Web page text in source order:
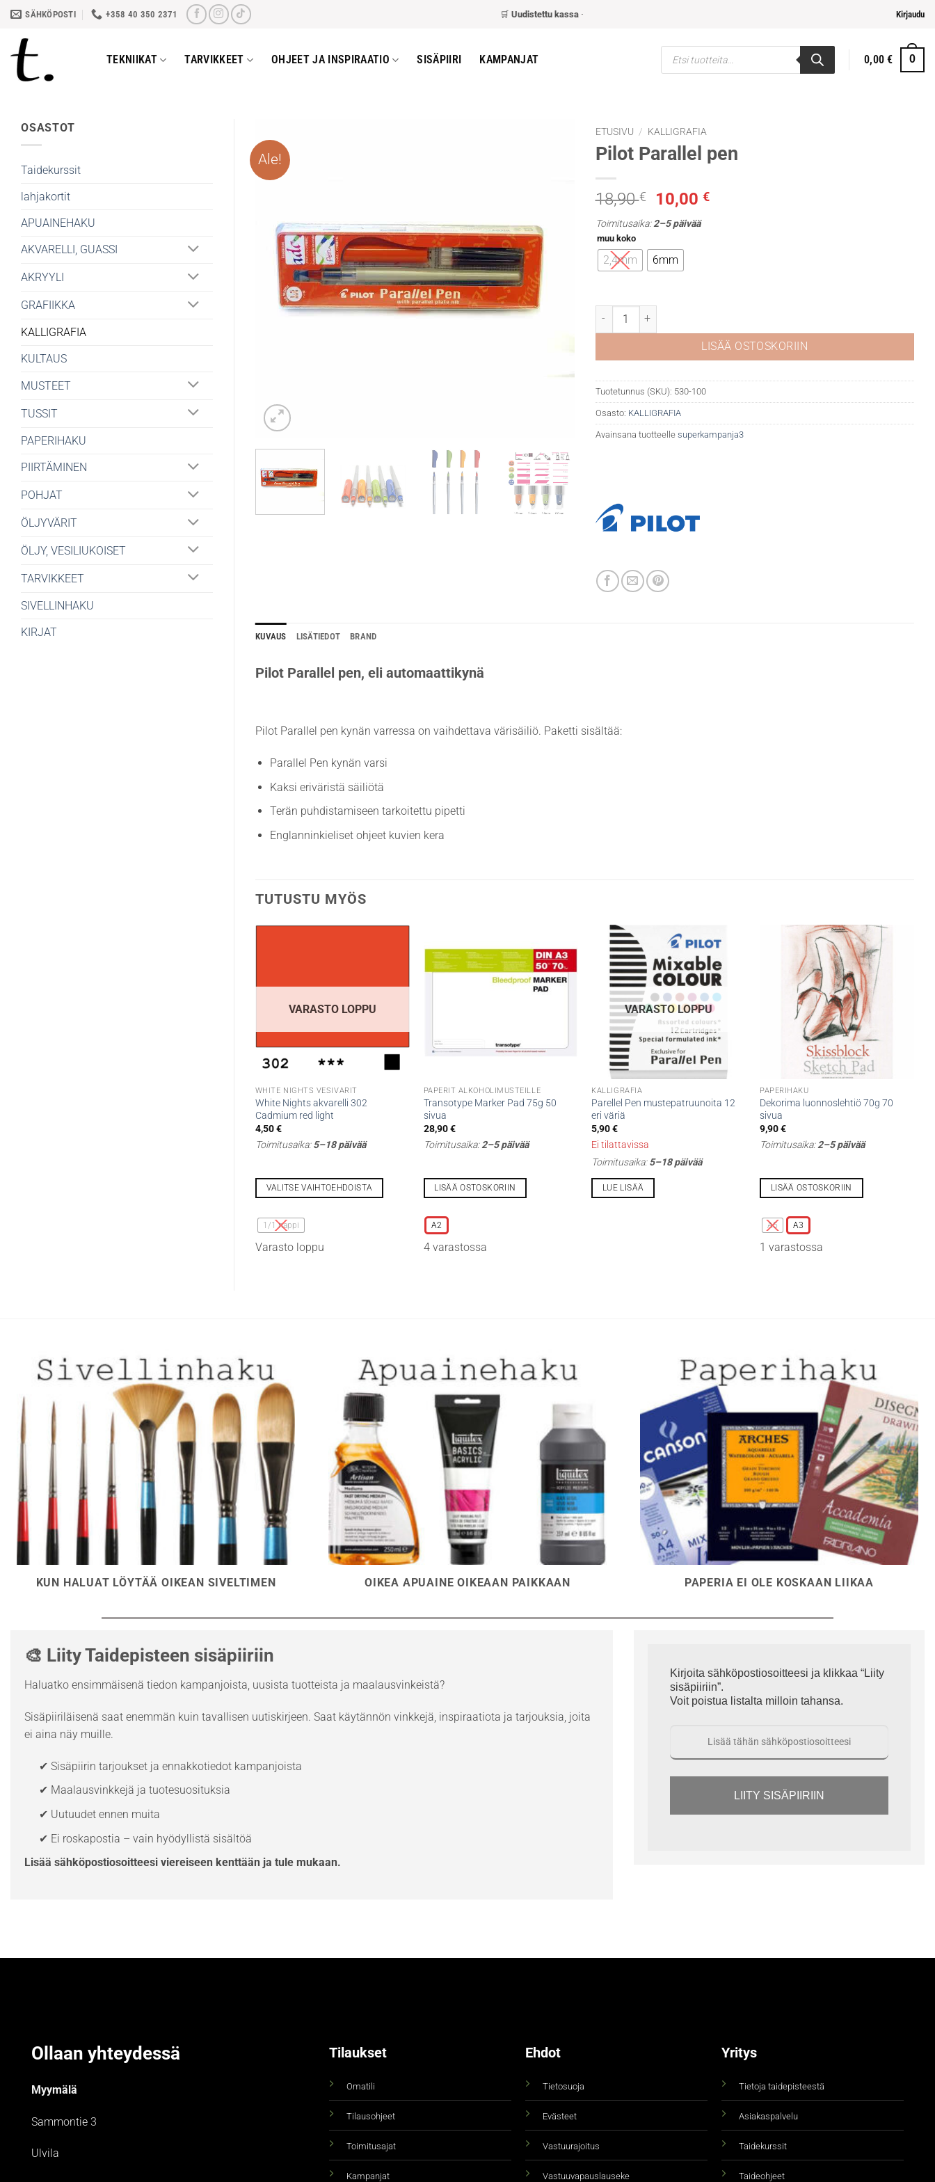
Skip
content
SÄHKÖPOSTI +358 40 350 2371 Uudistettu kassa– nopeampi ja helpompi maksaminen Kirjaudu
TEKNIIKAT TARVIKKEET OHJEET JA INSPIRAATIO SISÄPIIRI KAMPANJAT
Products
search
0,00€ 0
OSASTOT
Taidekurssit
lahjakortit
APUAINEHAKU
AKVARELLI, GUASSI
AKRYYLI
GRAFIIKKA
KALLIGRAFIA
KULTAUS
MUSTEET
TUSSIT
PAPERIHAKU
PIIRTÄMINEN
POHJAT
ÖLJYVÄRIT
ÖLJY, VESILIUKOISET
TARVIKKEET
SIVELLINHAKU
KIRJAT
Ale!
ETUSIVU / KALLIGRAFIA
Pilot Parallel pen
18,90€
Alkuperäinen
hinta
oli:
18,90 €.
10,00 €Nykyinen
Toimitusaika:2–5 päivää
muu koko
2,4mm 6mm
Pilot Parallel pen määrä
LISÄÄ OSTOSKORIIN
Tuotetunnus (SKU): 530-100
Osasto: KALLIGRAFIA
Avainsana tuotteelle superkampanja3
KUVAUS LISÄTIEDOT BRAND
Pilot Parallel pen, eli automaattikynä
Pilot Parallel pen kynän varressa on vaihdettava värisäiliö. Paketti sisältää:
Parallel Pen kynän varsi
Kaksi eriväristä säiliötä
Terän puhdistamiseen tarkoitettu pipetti
Englanninkieliset ohjeet kuvien kera
TUTUSTU MYÖS
VARASTO LOPPU
WHITE NIGHTS VESIVÄRIT
White Nights akvarelli 302
Cadmium red light
4,50€
Toimitusaika:5–18 päivää
VALITSE VAIHTOEHDOISTA
tuotteella
useampi
1/1 nappi
Varasto loppu
PAPERIT ALKOHOLIMUSTEILLE
Transotype Marker Pad 75g 50
sivua
28,90€
Toimitusaika:2–5 päivää
LISÄÄ OSTOSKORIIN
tuotteella
on
useampi
A2
4 varastossa
VARASTO LOPPU
KALLIGRAFIA
Parellel Pen mustepatruunoita 12
eri väriä
5,90€
Ei tilattavissa
Toimitusaika:5–18 päivää
LUE LISÄÄ
PAPERIHAKU
Dekorima luonnoslehtiö 70g 70
sivua
9,90€
Toimitusaika:2–5 päivää
LISÄÄ OSTOSKORIIN
tuotteella
useampi
A5 A3
1 varastossa
KUN HALUAT LÖYTÄÄ OIKEAN SIVELTIMEN OIKEA APUAINE OIKEAAN PAIKKAAN PAPERIA EI OLE KOSKAAN LIIKAA
🎨 Liity Taidepisteen sisäpiiriin
Haluatko ensimmäisenä tiedon kampanjoista, uusista tuotteista ja maalausvinkeistä?
Sisäpiiriläisenä saat enemmän kuin tavallisen uutiskirjeen. Saat käytännön vinkkejä, inspiraatiota ja tarjouksia, joita
ei aina näy muille.
✔ Sisäpiirin tarjoukset ja ennakkotiedot kampanjoista
✔ Maalausvinkkejä ja tuotesuosituksia
✔ Uutuudet ennen muita
✔ Ei roskapostia – vain hyödyllistä sisältöä
Lisää sähköpostiosoitteesi viereiseen kenttään ja tule mukaan.
Kirjoita sähköpostiosoitteesi ja klikkaa “Liity
sisäpiiriin”.
Voit poistua listalta milloin tahansa.
LIITY SISÄPIIRIIN
Ollaan yhteydessä
Myymälä
Sammontie 3
Ulvila
Tilaukset
Omatili
Tilausohjeet
Toimitusajat
Kampanjat
Ehdot
Tietosuoja
Evästeet
Vastuurajoitus
Vastuuvapauslauseke
Yritys
Tietoja taidepisteestä
Asiakaspalvelu
Taidekurssit
Taideohjeet